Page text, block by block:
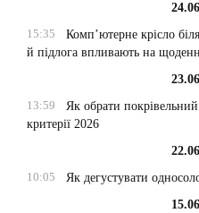
15:35
Комп’ютерне крісло
й підлога впливають на
13:59
Як обрати
критерії 2026
10:05
Як дегустувати